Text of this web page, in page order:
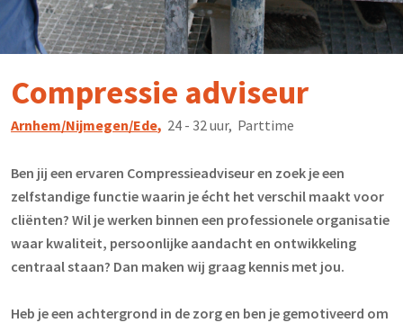
Compressie adviseur
Arnhem/Nijmegen/Ede, 24 - 32 uur, Parttime
Ben jij een ervaren Compressieadviseur en zoek je een
zelfstandige functie waarin je écht het verschil maakt voor
cliënten? Wil je werken binnen een professionele organisatie
waar kwaliteit, persoonlijke aandacht en ontwikkeling
centraal staan? Dan maken wij graag kennis met jou.
Heb je een achtergrond in de zorg en ben je gemotiveerd om